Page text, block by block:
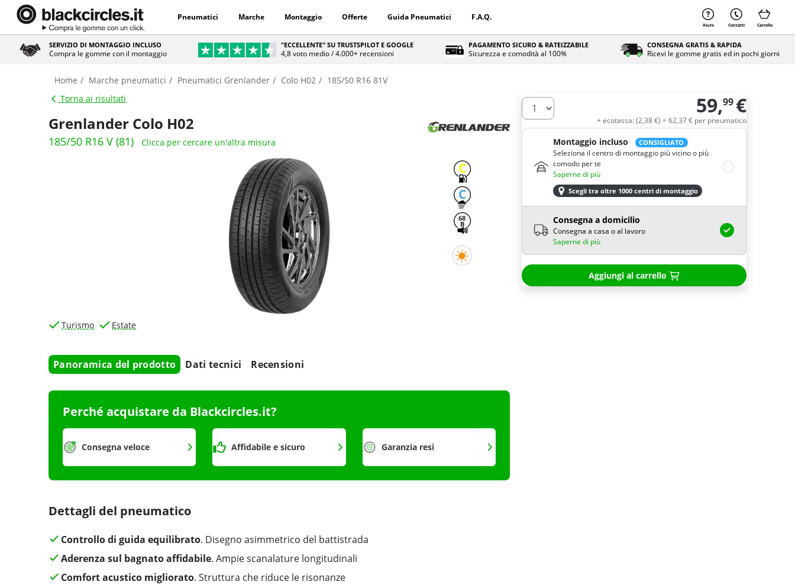
Pneumatici Marche Montaggio Offerte Guida Pneumatici F.A.Q.
Aiuto Contatti Carrello
SERVIZIO DI MONTAGGIO INCLUSO
Compra le gomme con il montaggio
"ECCELLENTE" SU TRUSTSPILOT E GOOGLE
4,8 voto medio / 4.000+ recensioni
PAGAMENTO SICURO & RATEIZZABILE
Sicurezza e comodità al 100%
CONSEGNA GRATIS & RAPIDA
Ricevi le gomme gratis ed in pochi giorni
Home Marche pneumatici Pneumatici Grenlander Colo H02
185/50 R16 81V
Torna ai risultati
Grenlander Colo H02
185/50 R16 V (81) Clicca per cercare un'altra misura
C
C
68
B
Turismo Estate
Panoramica del prodotto Dati tecnici Recensioni
Perché acquistare da Blackcircles.it?
Consegna veloce Affidabile e sicuro Garanzia resi
Dettagli del pneumatico
Controllo di guida equilibrato. Disegno asimmetrico del battistrada
Aderenza sul bagnato affidabile. Ampie scanalature longitudinali
Comfort acustico migliorato. Struttura che riduce le risonanze
Quantità 59,99 €
+ ecotassa: (2,38€) = 62,37€ per pneumatico
Montaggio incluso CONSIGLIATO
Seleziona il centro di montaggio più vicino o più
comodo per te
Saperne di più
Scegli tra oltre 1000 centri di montaggio
Consegna a domicilio
Consegna a casa o al lavoro
Saperne di più
Aggiungi al carrello